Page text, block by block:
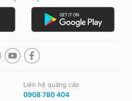
Liên hệ quảng cáo
0908 780 404